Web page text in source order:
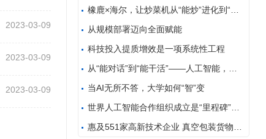
2023-03-09
2023-03-09
2023-03-09
橡鹿×海尔，让炒菜机从“能炒”进化到“全自动”
从规模部署迈向全面赋能
科技投入提质增效是一项系统性工程
从“能对话”到“能干活”——人工智能，让千行百业大
当AI无所不答，大学如何“智”变
世界人工智能合作组织成立是“里程碑”——访中亚人工
惠及551家高新技术企业 真空包装货物不开箱也能过